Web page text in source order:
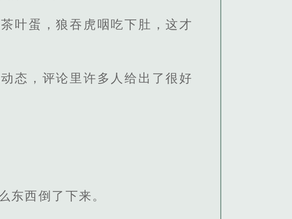
叶蛋，狼吞虎咽吃下肚，这才
态，评论里许多人给出了很好
东西倒了下来。